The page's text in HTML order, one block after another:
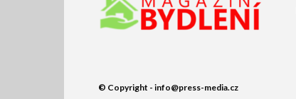
© Copyright - info@press-media.cz